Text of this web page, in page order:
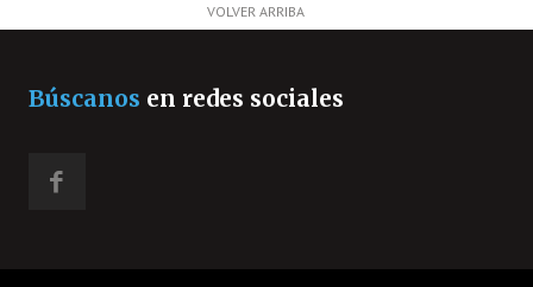
VOLVER ARRIBA
Búscanos en redes sociales